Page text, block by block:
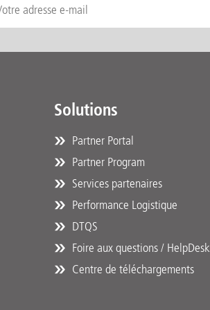
Solutions
Partner Portal
Partner Program
Services partenaires
Performance Logistique
DTQS
Foire aux questions / HelpDesk
Centre de téléchargements